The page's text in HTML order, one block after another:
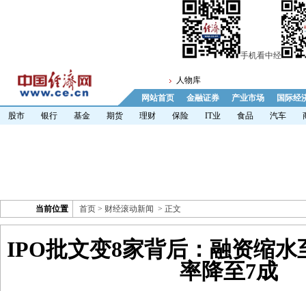
手机看中经
人物库
网站首页
金融证券 产业市场
国际经
股市
银行 基金 期货 理财 保险 IT业 食品 汽车
当前位置 首页 > 财经滚动新闻 > 正文
IPO批文变8家背后：融资缩水
率降至7成